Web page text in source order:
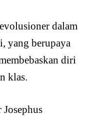
dalam
yang berupaya
diri
klas.